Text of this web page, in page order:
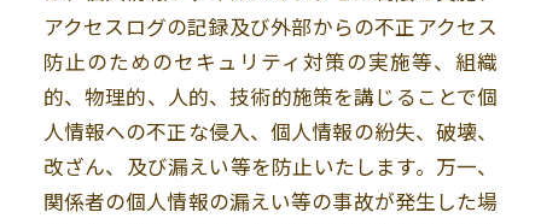
アクセスログの記録及び外部からの不正アクセス
防止のためのセキュリティ対策の実施等、組織
的、物理的、人的、技術的施策を講じることで個
人情報への不正な侵入、個人情報の紛失、破壊、
改ざん、及び漏えい等を防止いたします。万一、
関係者の個人情報の漏えい等の事故が発生した場